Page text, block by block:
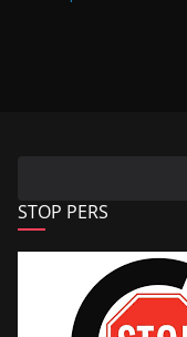
STOP PERS